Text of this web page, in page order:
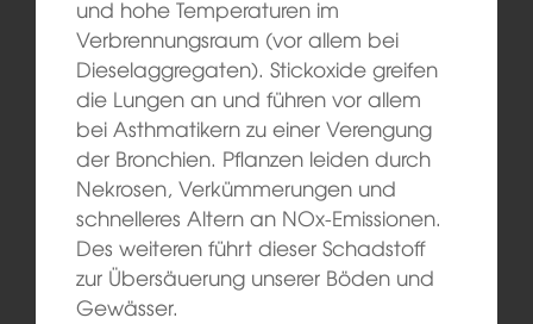
und hohe Temperaturen im
Verbrennungsraum (vor allem bei
Dieselaggregaten). Stickoxide greifen
die Lungen an und führen vor allem
bei Asthmatikern zu einer Verengung
der Bronchien. Pflanzen leiden durch
Nekrosen, Verkümmerungen und
schnelleres Altern an NOx-Emissionen.
Des weiteren führt dieser Schadstoff
zur Übersäuerung unserer Böden und
Gewässer.